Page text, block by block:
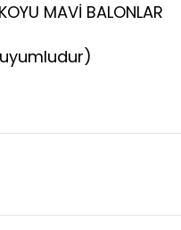
MAVİ BALONLAR